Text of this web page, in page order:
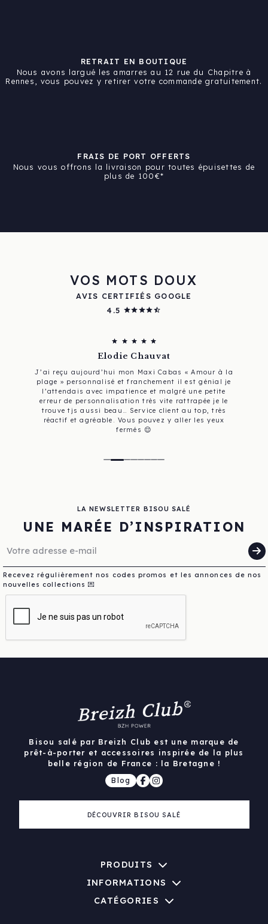
RETRAIT EN BOUTIQUE
Nous avons largué les amarres au 12 rue du Chapitre à
Rennes, vous pouvez y retirer votre commande gratuitement.
FRAIS DE PORT OFFERTS
Nous vous offrons la livraison pour toutes épuisettes de
plus de 100€*
VOS MOTS DOUX
AVIS CERTIFIÉS GOOGLE
4.5 starstarstarstarstar_half
star star star star star
Elodie Chauvat
J’ai reçu aujourd’hui mon Maxi Cabas « Amour à la
plage » personnalisé et franchement il est génial je
l’attendais avec impatience et malgré une petite
erreur de personnalisation très vite rattrapée je le
trouve tjs aussi beau… Service client au top, très
réactif et agréable. Vous pouvez y aller les yeux
fermés 😌
LA NEWSLETTER BISOU SALÉ
UNE MARÉE D’INSPIRATION
Recevez régulièrement nos codes promos et les annonces de nos
nouvelles collections 💌
Bisou salé par Breizh Club est une marque de
prêt-à-porter et accessoires inspirée de la plus
belle région de France : la Bretagne !
Blog
DÉCOUVRIR BISOU SALÉ
PRODUITS
INFORMATIONS
CATÉGORIES